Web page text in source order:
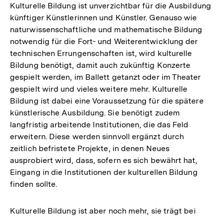
Kulturelle Bildung ist unverzichtbar für die Ausbildung
künftiger Künstlerinnen und Künstler. Genauso wie
naturwissenschaftliche und mathematische Bildung
notwendig für die Fort- und Weiterentwicklung der
technischen Errungenschaften ist, wird kulturelle
Bildung benötigt, damit auch zukünftig Konzerte
gespielt werden, im Ballett getanzt oder im Theater
gespielt wird und vieles weitere mehr. Kulturelle
Bildung ist dabei eine Voraussetzung für die spätere
künstlerische Ausbildung. Sie benötigt zudem
langfristig arbeitende Institutionen, die das Feld
erweitern. Diese werden sinnvoll ergänzt durch
zeitlich befristete Projekte, in denen Neues
ausprobiert wird, dass, sofern es sich bewährt hat,
Eingang in die Institutionen der kulturellen Bildung
finden sollte.
Kulturelle Bildung ist aber noch mehr, sie trägt bei